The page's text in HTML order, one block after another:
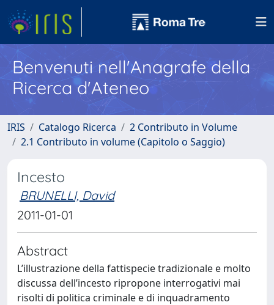
Benvenuti nell'Anagrafe della
Ricerca d'Ateneo
IRIS Catalogo Ricerca
2 Contributo in Volume
2.1 Contributo in volume (Capitolo o Saggio)
Incesto
BRUNELLI, David
2011-01-01
Abstract
L’illustrazione della fattispecie tradizionale e molto
discussa dell’incesto ripropone interrogativi mai
risolti di politica criminale e di inquadramento